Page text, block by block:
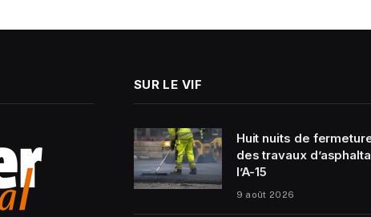
SUR LE VIF
Huit nuits de
des travaux
l’A-15
9 août 2026